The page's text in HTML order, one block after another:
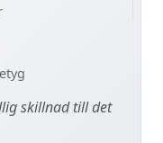
skillnad till det